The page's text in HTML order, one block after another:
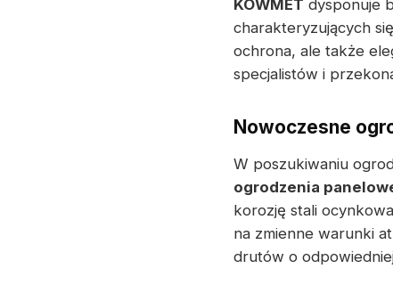
KOWMET dysponuje
charakteryzujących
ochrona, ale także
specjalistów i
Nowoczesne
W poszukiwaniu
ogrodzenia
korozję stali
na zmienne warunki
drutów o